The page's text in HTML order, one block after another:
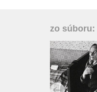
zo súboru: